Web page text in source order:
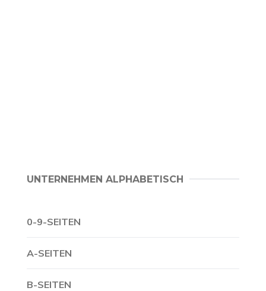
UNTERNEHMEN ALPHABETISCH
0-9-SEITEN
A-SEITEN
B-SEITEN